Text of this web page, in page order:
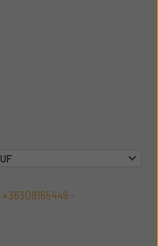
+36309165449 -